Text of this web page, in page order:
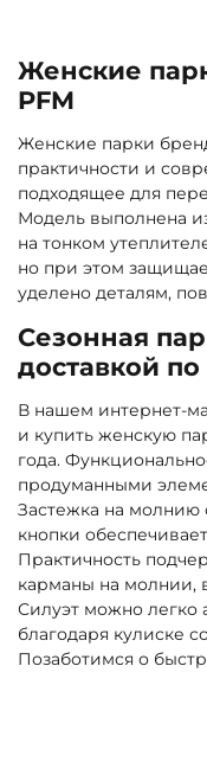
Женские
PFM
Женские парки
практичности и
подходящее для
Модель выполнена
на тонком
но при этом
уделено деталям,
Сезонная
доставкой
В нашем интернет-
и купить женскую
года.
продуманными
Застежка на молнию
кнопки
Практичность
карманы на молнии,
Силуэт можно легко
благодаря кулиске
Позаботимся о